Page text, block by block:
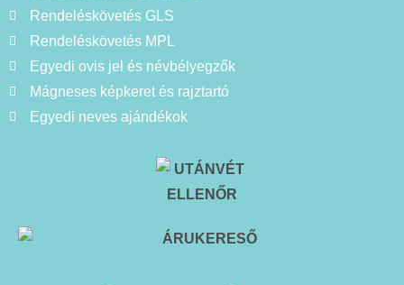
Rendeléskövetés GLS
Rendeléskövetés MPL
Egyedi ovis jel és névbélyegzők
Mágneses képkeret és rajztartó
Egyedi neves ajándékok